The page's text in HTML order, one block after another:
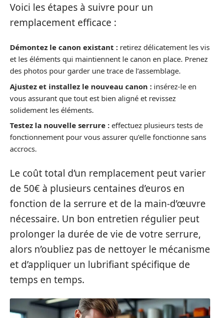
Voici les étapes à suivre pour un
remplacement efficace :
Démontez le canon existant : retirez délicatement les vis
et les éléments qui maintiennent le canon en place. Prenez
des photos pour garder une trace de l’assemblage.
Ajustez et installez le nouveau canon : insérez-le en
vous assurant que tout est bien aligné et revissez
solidement les éléments.
Testez la nouvelle serrure : effectuez plusieurs tests de
fonctionnement pour vous assurer qu’elle fonctionne sans
accrocs.
Le coût total d’un remplacement peut varier
de 50€ à plusieurs centaines d’euros en
fonction de la serrure et de la main-d’œuvre
nécessaire. Un bon entretien régulier peut
prolonger la durée de vie de votre serrure,
alors n’oubliez pas de nettoyer le mécanisme
et d’appliquer un lubrifiant spécifique de
temps en temps.